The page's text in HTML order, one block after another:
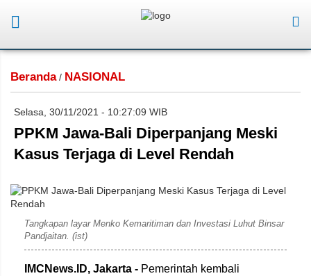
Beranda/ NASIONAL
Selasa, 30/11/2021 - 10:27:09 WIB
PPKM Jawa-Bali Diperpanjang Meski
Kasus Terjaga di Level Rendah
Tangkapan layar Menko Kemaritiman dan Investasi Luhut Binsar
Pandjaitan. (ist)
IMCNews.ID, Jakarta - Pemerintah kembali